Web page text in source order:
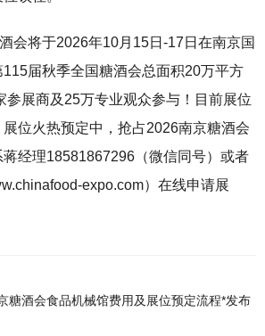
会将于2026年10月15日-17日在南京国
届秋季全国糖酒会总面积20万平方
参展商及25万专业观众参与！目前展位
位火热预定中，抢占2026南京糖酒会
经理18581867296（微信同号）或者
expo.com）在线申请展
糖酒会食品机械馆费用及展位预定流程*发布